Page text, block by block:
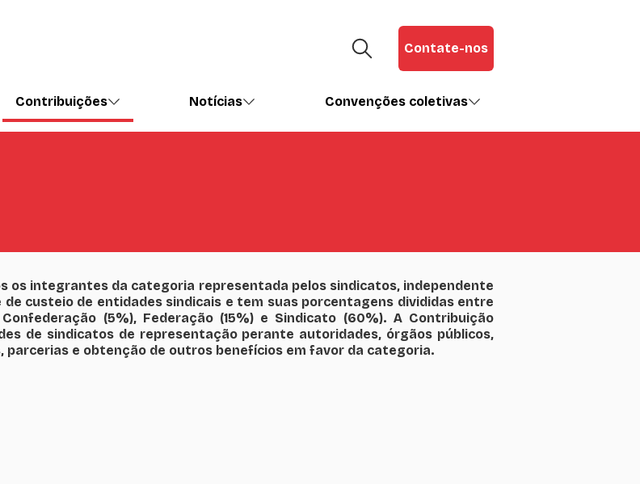
Contate-nos
Contribuições Notícias Convenções coletivas
os integrantes da categoria representada pelos sindicatos, independente
custeio de entidades sindicais e tem suas porcentagens divididas entre
(5%), Federação (15%) e Sindicato (60%). A Contribuição
de sindicatos de representação perante autoridades, órgãos públicos,
parcerias e obtenção de outros benefícios em favor da categoria.